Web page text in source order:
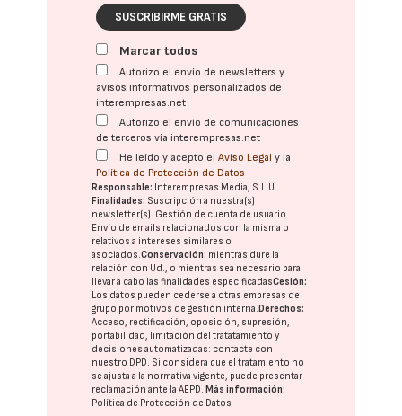
SUSCRIBIRME GRATIS
Marcar todos
Autorizo el envío de newsletters y
avisos informativos personalizados de
interempresas.net
Autorizo el envío de comunicaciones
de terceros vía interempresas.net
He leído y acepto elAviso Legal y la
Política de Protección de Datos
Responsable: Interempresas Media, S.L.U.
Finalidades: Suscripción a nuestra(s)
newsletter(s). Gestión de cuenta de usuario.
Envío de emails relacionados con la misma o
relativos a intereses similares o
asociados.Conservación: mientras dure la
relación con Ud., o mientras sea necesario para
llevar a cabo las finalidades especificadasCesión:
Los datos pueden cederse a otras empresas del
grupo por motivos de gestión interna.Derechos:
Acceso, rectificación, oposición, supresión,
portabilidad, limitación del tratatamiento y
decisiones automatizadas: contacte con
nuestro DPD. Si considera que el tratamiento no
se ajusta a la normativa vigente, puede presentar
reclamación ante laAEPD.Más información:
Política de Protección de Datos